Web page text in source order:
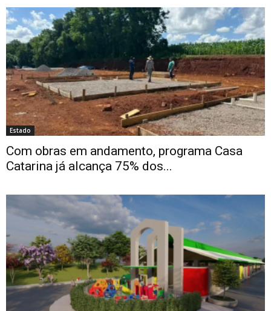
Estado
Com obras em andamento, programa Casa
Catarina já alcança 75% dos...